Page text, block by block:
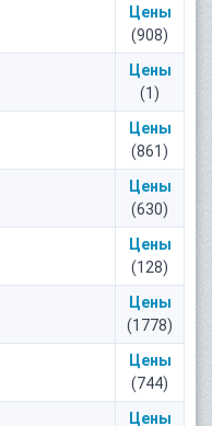
Цены
(908)
Цены
(1)
Цены
(861)
Цены
(630)
Цены
(128)
Цены
(1778)
Цены
(744)
Цены